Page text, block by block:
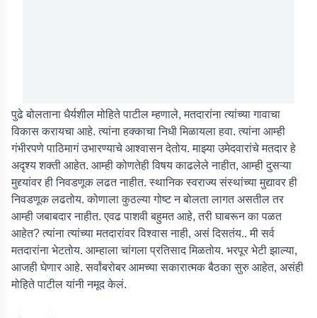
पुढे बोलताना धैर्यशील मोहिते पाटील म्हणाले, मतदारांना त्यांच्या गावाचा
विकास करायचा आहे. त्यांना हक्काचा निधी मिळायला हवा. त्यांना आम्ही
गंभीरपणे पाठिमागं उभारण्याचे आश्वासन देतोय. माझ्या उमेदवारांचे मतदार हे
अदृश्य शक्ती आहेत. आम्ही कोणतेही विषय काढलेले नाहीत, आम्ही दुसऱ्या
मुद्द्यांवर ही निवडणूक लढत नाहीत. स्थानिक स्वराज्य संस्थांच्या मुद्यावर ही
निवडणूक लढतोय. कोणाला कुठल्या गोष्ट न बोलता लागत असतील तर
आम्ही जबाबदार नाहीत. एवढ पाशवी बहुमत आहे, तरी घाबरून का पळत
आहेत? त्यांना त्यांच्या मतदारांवर विश्वास नाही, असं दिसतंय.. मी सर्व
मतदारांना भेटतोय. आम्हाला चांगला प्रतिसाद मिळतोय. भरपूर भेटी झाल्या,
आजही घेणार आहे. सर्वांबरोबर आमच्या सकारात्मक बैठका सुरु आहेत, असंही
मोहिते पाटील यांनी नमूद केलं.